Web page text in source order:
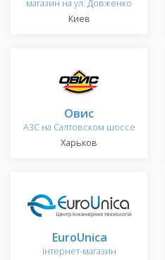
магазин на ул. Довженко
Киев
Овис
АЗС на Салтовском шоссе
Харьков
EuroUnica
інтернет-магазин